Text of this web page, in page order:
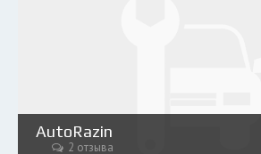
AutoRazin
2 отзыва